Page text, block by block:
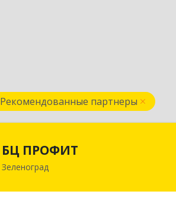
Рекомендованные партнеры
БЦ ПРОФИТ
Зеленоград124482, Москва г, Зеленоград г,